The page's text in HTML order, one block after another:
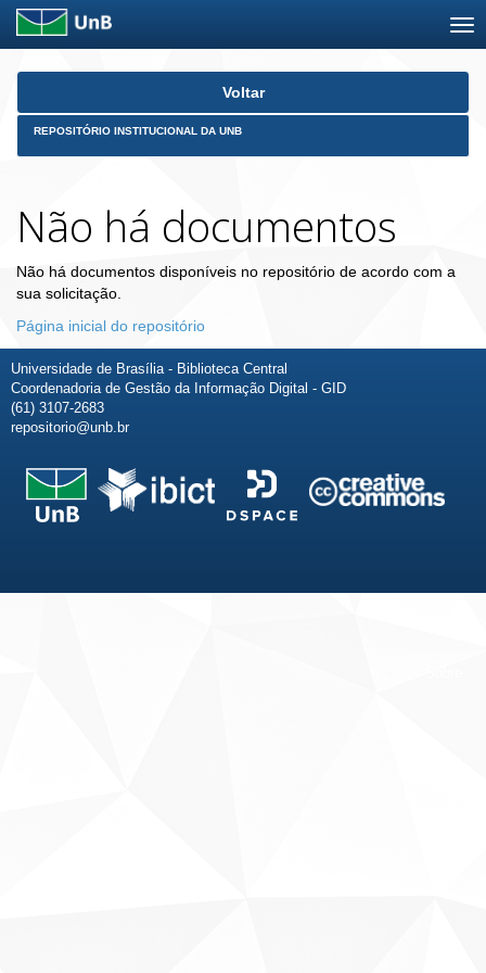
Skip
Voltar
REPOSITÓRIO INSTITUCIONAL DA UNB
Não há documentos
Não há documentos disponíveis no repositório de acordo com a
sua solicitação.
Página inicial do repositório
Universidade de Brasília - Biblioteca Central
Coordenadoria de Gestão da Informação Digital - GID
(61) 3107-2683
repositorio@unb.br